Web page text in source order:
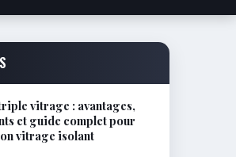
vitrage : avantages,
et guide complet pour
vitrage isolant